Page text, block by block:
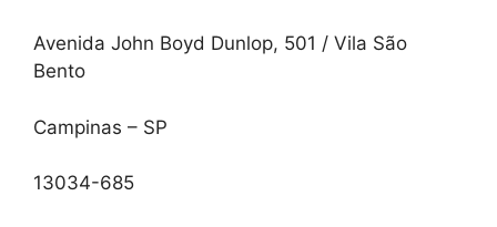
Avenida John Boyd Dunlop, 501 / Vila São
Bento
Campinas – SP
13034-685